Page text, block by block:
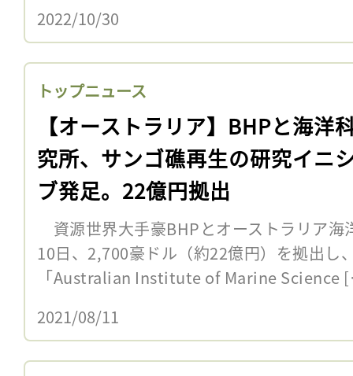
2022/10/30
トップニュース
【オーストラリア】BHPと海洋
究所、サンゴ礁再生の研究イニ
ブ発足。22億円拠出
資源世界大手豪BHPとオーストラリア海
10日、2,700豪ドル（約22億円）を拠出し
「Australian Institute of Marine Science
2021/08/11